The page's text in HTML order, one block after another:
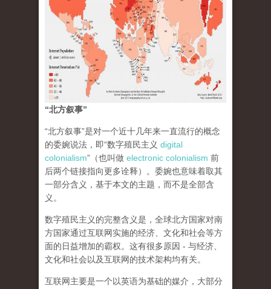
“北方叙事”
“北方叙事”是对一个近十几年来一直流行的概念
的委婉说法，即“数字殖民主义 digital
colonialism”（也叫做 electronic colonialism 前
后两个链接指向更多诠释）。委婉也意味着取其
一部分含义，基于本文的主题，而不是全部含
义。
数字殖民主义的完整含义是，全球北方国家对南
方国家通过互联网实施的经济、文化和社会等方
面的日益增加的霸权。这有很多原因 - 与经济、
文化和社会以及互联网的技术架构均有关。
互联网主要是一个以英语为基础的媒介，大部分